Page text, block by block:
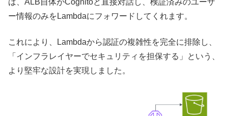
ば、ALB自体がCognitoと直接対話し、検証済みのユーザ
ー情報のみをLambdaにフォワードしてくれます。
これにより、Lambdaから認証の複雑性を完全に排除し、
「インフラレイヤーでセキュリティを担保する」という、
より堅牢な設計を実現しました。